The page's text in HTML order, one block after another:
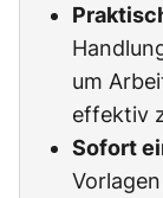
um
effektiv
Sofort